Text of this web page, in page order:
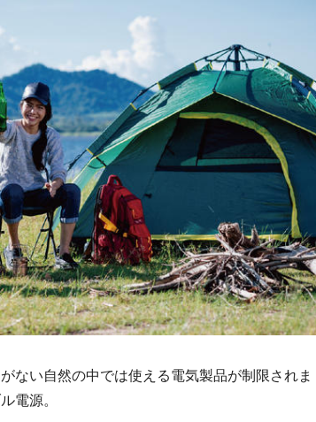
ない自然の中では使える電気製品が制限されま
電源。